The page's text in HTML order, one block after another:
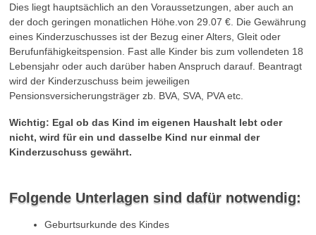
Dies liegt hauptsächlich an den Voraussetzungen, aber auch an
der doch geringen monatlichen Höhe.von 29.07 €. Die Gewährung
eines Kinderzuschusses ist der Bezug einer Alters, Gleit oder
Berufunfähigkeitspension. Fast alle Kinder bis zum vollendeten 18
Lebensjahr oder auch darüber haben Anspruch darauf. Beantragt
wird der Kinderzuschuss beim jeweiligen
Pensionsversicherungsträger zb. BVA, SVA, PVA etc.
Wichtig: Egal ob das Kind im eigenen Haushalt lebt oder
nicht, wird für ein und dasselbe Kind nur einmal der
Kinderzuschuss gewährt.
Folgende Unterlagen sind dafür notwendig:
Geburtsurkunde des Kindes